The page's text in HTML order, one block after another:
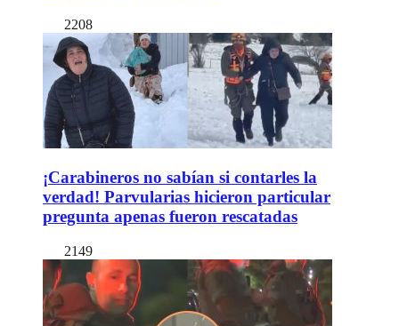
2208
¡Carabineros no sabían si contarles la
verdad! Parvularias hicieron particular
pregunta apenas fueron rescatadas
2149